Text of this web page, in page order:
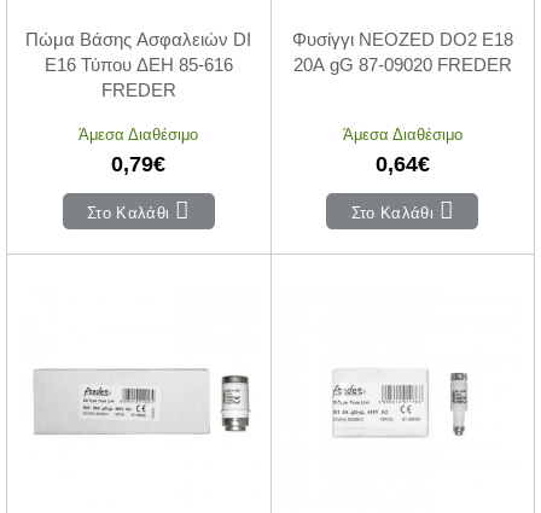
Πώμα Βάσης Ασφαλειών DI
Ε16 Τύπου ΔΕΗ 85-616
FREDER
Άμεσα Διαθέσιμο
0,79€
Στο Καλάθι
Φυσίγγι NEOZED DO2 Ε18
20Α gG 87-09020 FREDER
Άμεσα Διαθέσιμο
0,64€
Στο Καλάθι